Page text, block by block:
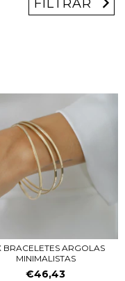
FILTRAR
BRACELETES ARGOLAS
MINIMALISTAS
€46,43